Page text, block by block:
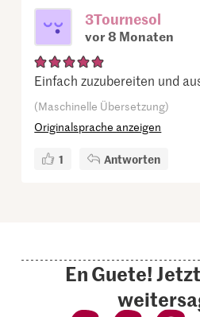
3Tournesol
vor 8 Monaten
Einfach zuzubereiten und
(Maschinelle Übersetzung)
Originalsprache anzeigen
1 Antworten
En Guete!